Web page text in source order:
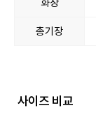
화장
총기장
사이즈 비교